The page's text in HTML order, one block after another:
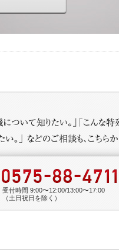
受付時間 9:00〜12:00/13:00〜17:00
（土日祝日を除く）